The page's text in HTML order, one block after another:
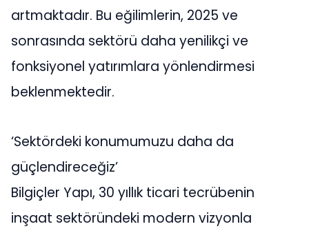
artmaktadır. Bu eğilimlerin, 2025 ve
sonrasında sektörü daha yenilikçi ve
fonksiyonel yatırımlara yönlendirmesi
beklenmektedir.
‘Sektördeki konumumuzu daha da
güçlendireceğiz’
Bilgiçler Yapı, 30 yıllık ticari tecrübenin
inşaat sektöründeki modern vizyonla